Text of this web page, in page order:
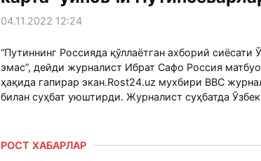
04.11.2022 12:24
“Путиннинг Россияда қўллаётган ахборий сиёсати
эмас”, дейди журналист Ибрат Сафо Россия
ҳақида гапирар экан.Rost24.uz мухбири BBC
билан суҳбат уюштирди. Журналист суҳбатда
РОСТ ХАБАРЛАР